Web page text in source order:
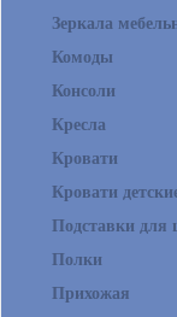
Зеркала
Комоды
Консоли
Кресла
Кровати
Кровати
Подставки для
Полки
Прихожая